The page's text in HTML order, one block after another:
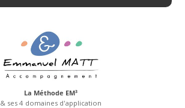
La Méthode EM³
& ses 4 domaines d'application